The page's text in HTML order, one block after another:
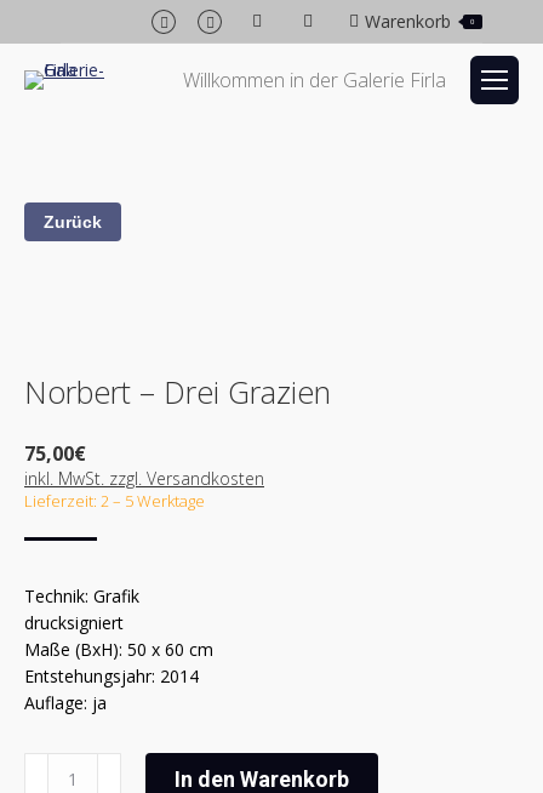
Facebook
page
opens
Instagram
page
opens
in
Warenkorb 0
Willkommen in der Galerie Firla
Norbert – Drei Grazien
75,00€
inkl. MwSt. zzgl. Versandkosten
Lieferzeit: 2 – 5 Werktage
Technik: Grafik
drucksigniert
Maße (BxH): 50 x 60 cm
Entstehungsjahr: 2014
Auflage: ja
In den Warenkorb